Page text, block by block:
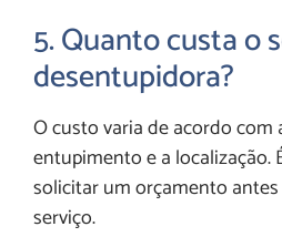
5. Quanto custa o
desentupidora?
O custo varia de acordo com
entupimento e a localização.
solicitar um orçamento
serviço.